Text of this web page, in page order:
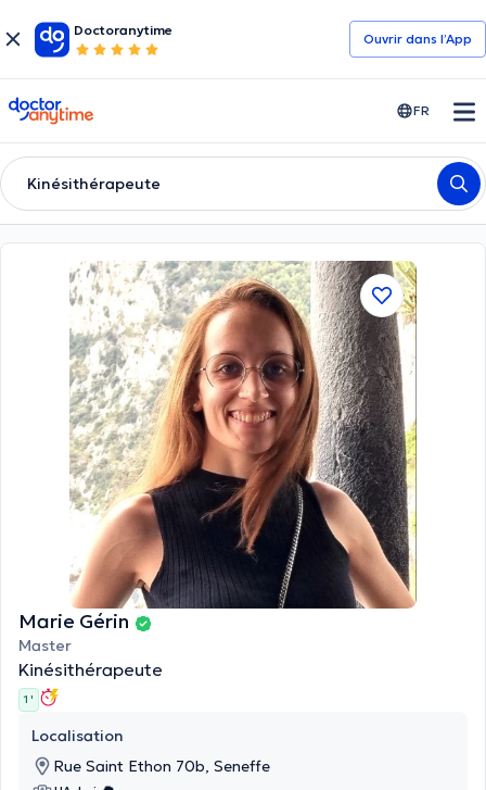
Doctoranytime
Ouvrir dans l’App
doctoranytime FR
Kinésithérapeute
Marie Gérin
Master
Kinésithérapeute
1 '
Localisation
Rue Saint Ethon 70b, Seneffe